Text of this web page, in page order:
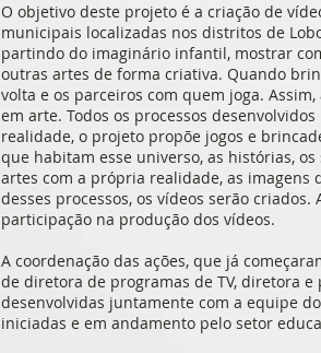
O objetivo deste projeto é a criação de
municipais localizadas nos distritos de
partindo do imaginário infantil, mostrar
outras artes de forma criativa. Quando
volta e os parceiros com quem joga.
em arte. Todos os processos
realidade, o projeto propõe jogos e
que habitam esse universo, as histórias,
artes com a própria realidade, as imagens
desses processos, os vídeos serão
participação na produção dos vídeos.
A coordenação das ações, que já
de diretora de programas de TV, diretora
desenvolvidas juntamente com a equipe
iniciadas e em andamento pelo setor